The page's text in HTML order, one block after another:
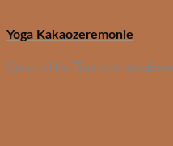
Yoga Kakaozeremonie
Created by Tina von